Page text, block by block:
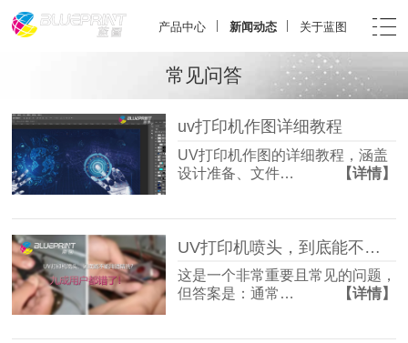
产品中心 新闻动态 关于蓝图
常见问答
uv打印机作图详细教程
UV打印机作图的详细教程，涵盖
设计准备、文件…
【详情】
UV打印机喷头，到底能不能用酒精洗？九成用户都错了！
这是一个非常重要且常见的问题，
但答案是：通常…
【详情】